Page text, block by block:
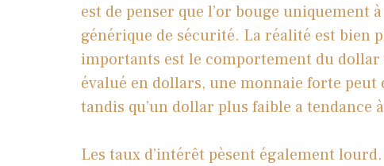
est de penser que l’or bouge uniquement
générique de sécurité. La réalité est bien
importants est le comportement du
évalué en dollars, une monnaie forte
tandis qu’un dollar plus faible a tendance
Les taux d’intérêt pèsent également